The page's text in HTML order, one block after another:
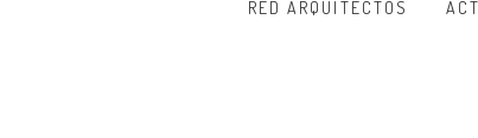
RED ARQUITECTOS